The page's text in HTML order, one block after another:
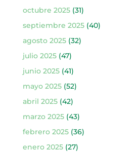
octubre 2025(31)
septiembre 2025(40)
agosto 2025(32)
julio 2025(47)
junio 2025(41)
mayo 2025(52)
abril 2025(42)
marzo 2025(43)
febrero 2025(36)
enero 2025(27)